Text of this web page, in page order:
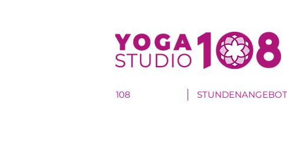
108 STUNDENANGEBOT